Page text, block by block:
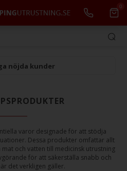
0
nöjda kunder
varor designade för att stödja
Dessa produkter omfattar allt
och vatten till medicinsk utrustning
för att säkerställa snabb och
det verkligen gäller.